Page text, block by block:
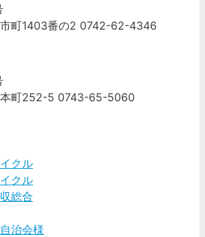
町1403番の2 0742-62-4346
本町252-5 0743-65-5060
クル
クル
総合
治会様